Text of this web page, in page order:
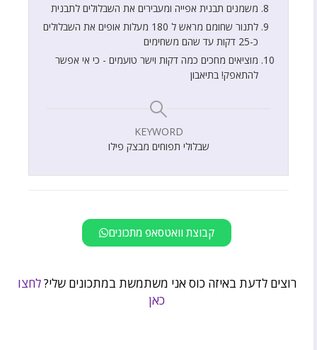
משמנים תבנית אפייה ומעבירים את השבלולים לתבנית
לתנור שחומם מראש ל 180 מעלות אופים את השבלולים
כ-25 דקות עד שהם משחימים
מוציאים מחכים כמה דקות וישר טועמים - כי אי אפשר
להתאפק! בתיאבון
KEYWORD
שבלולי תפוחים מבצק פילו
קבוצת וואטסאפ מתכונים
רוצים לדעת באיזה כוס אני משתמשת במתכונים שלי?לחצו
כאן